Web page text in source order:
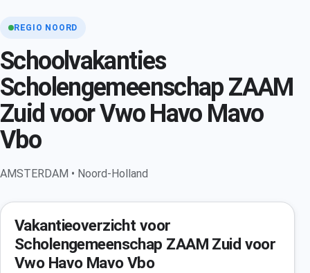
REGIO NOORD
Schoolvakanties
Scholengemeenschap ZAAM
Zuid voor Vwo Havo Mavo
Vbo
AMSTERDAM • Noord-Holland
Vakantieoverzicht voor
Scholengemeenschap ZAAM Zuid voor
Vwo Havo Mavo Vbo